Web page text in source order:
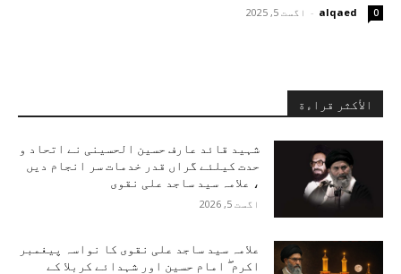
alqaed
- اگست 5, 2025 0
الأكثر قراءة
شہید قائد عارف حسین الحسینی نے اتحاد و
حدت کیلئے گراں قدر خدمات سر انجام دیں
، علامہ سید ساجد علی نقوی
اگست 5, 2026
علامہ سید ساجد علی نقوی کا نواسہ پیغمبر
اکرم ۖ امام حسین اور شہدائے کربلا کے